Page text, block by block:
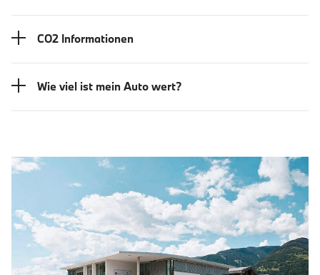
CO2 Informationen
Wie viel ist mein Auto wert?